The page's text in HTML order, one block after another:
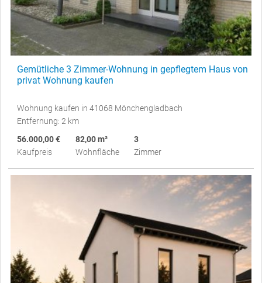
Gemütliche 3 Zimmer-Wohnung in gepflegtem Haus von
privat Wohnung kaufen
Wohnung kaufen in 41068 Mönchengladbach
Entfernung: 2 km
56.000,00 €
Kaufpreis
82,00 m²
Wohnfläche
3
Zimmer